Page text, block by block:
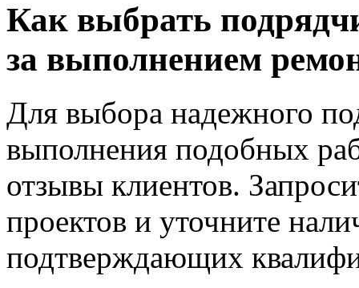
Как выбрать
за выполнением
Для выбора надежного
выполнения подобных
отзывы клиентов.
проектов и уточните
подтверждающих